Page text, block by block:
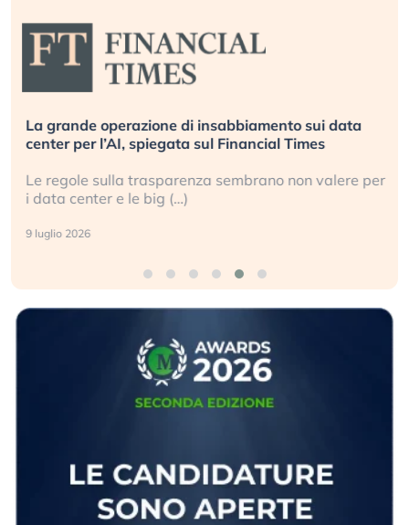
La grande operazione di insabbiamento sui data
center per l’AI, spiegata sul Financial Times
Le regole sulla trasparenza sembrano non valere per
i data center e le big (…)
9 luglio 2026